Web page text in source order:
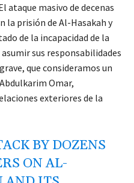
ataque masivo de decenas
la prisión de Al-Hasakah y
de la incapacidad de la
sus responsabilidades
que consideramos un
Omar,
exteriores de la
BY DOZENS
ON AL-